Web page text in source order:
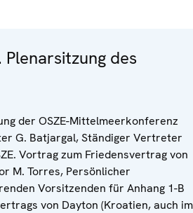
des
der OSZE-Mittelmeerkonferenz
G. Batjargal, Ständiger Vertreter
Vortrag zum Friedensvertrag von
M. Torres, Persönlicher
Vorsitzenden für Anhang 1-B
von Dayton (Kroatien, auch im